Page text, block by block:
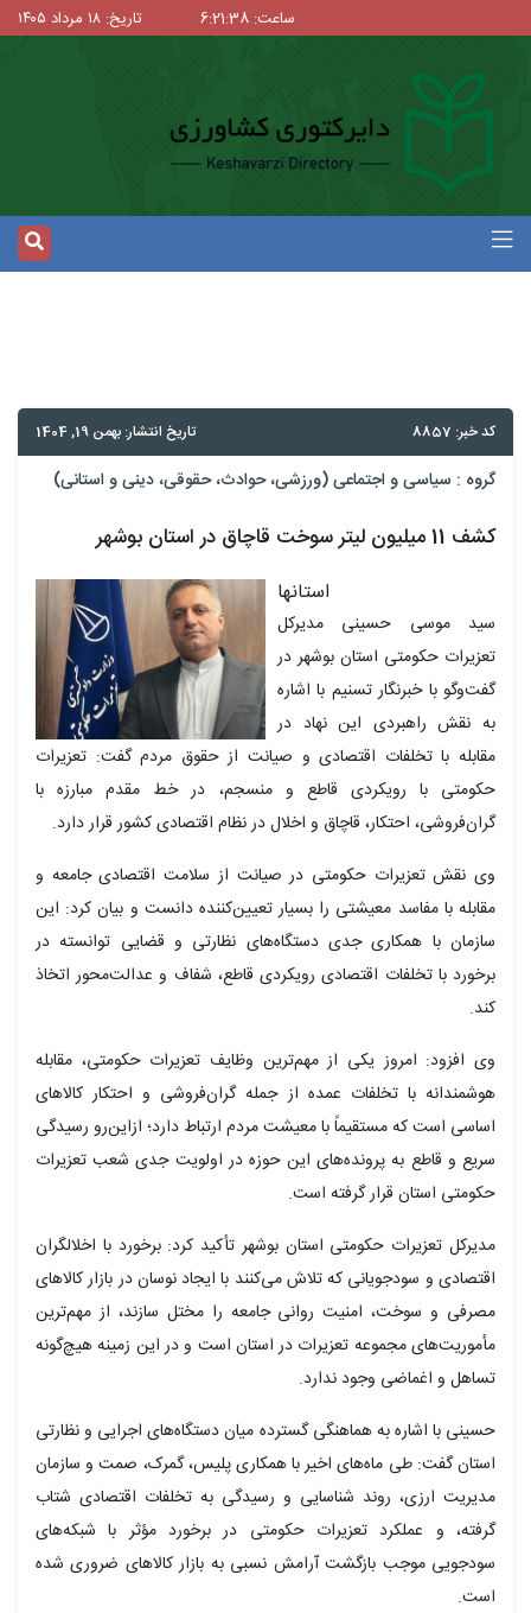
ساعت: 6:21:38 تاریخ: ۱۸ مرداد ۱۴۰۵
کد خبر: 8857 تاریخ انتشار: بهمن 19, 1404
گروه : سیاسی و اجتماعی (ورزشی، حوادث، حقوقی، دینی و استانی)
کشف 11 میلیون لیتر سوخت قاچاق در استان بوشهر
استانها
سید موسی حسینی مدیرکل
تعزیرات حکومتی استان بوشهر در
گفت‌وگو با خبرنگار تسنیم با اشاره
به نقش راهبردی این نهاد در
مقابله با تخلفات اقتصادی و صیانت از حقوق مردم گفت: تعزیرات
حکومتی با رویکردی قاطع و منسجم، در خط مقدم مبارزه با
گران‌فروشی، احتکار، قاچاق و اخلال در نظام اقتصادی کشور قرار دارد.
وی نقش تعزیرات حکومتی در صیانت از سلامت اقتصادی جامعه و
مقابله با مفاسد معیشتی را بسیار تعیین‌کننده دانست و بیان کرد: این
سازمان با همکاری جدی دستگاه‌های نظارتی و قضایی توانسته در
برخورد با تخلفات اقتصادی رویکردی قاطع، شفاف و عدالت‌محور اتخاذ
کند.
وی افزود: امروز یکی از مهم‌ترین وظایف تعزیرات حکومتی، مقابله
هوشمندانه با تخلفات عمده از جمله گران‌فروشی و احتکار کالاهای
اساسی است که مستقیماً با معیشت مردم ارتباط دارد؛ ازاین‌رو رسیدگی
سریع و قاطع به پرونده‌های این حوزه در اولویت جدی شعب تعزیرات
حکومتی استان قرار گرفته است.
مدیرکل تعزیرات حکومتی استان بوشهر تأکید کرد: برخورد با اخلالگران
اقتصادی و سودجویانی که تلاش می‌کنند با ایجاد نوسان در بازار کالاهای
مصرفی و سوخت، امنیت روانی جامعه را مختل سازند، از مهم‌ترین
مأموریت‌های مجموعه تعزیرات در استان است و در این زمینه هیچ‌گونه
تساهل و اغماضی وجود ندارد.
حسینی با اشاره به هماهنگی گسترده میان دستگاه‌های اجرایی و نظارتی
استان گفت: طی ماه‌های اخیر با همکاری پلیس، گمرک، صمت و سازمان
مدیریت ارزی، روند شناسایی و رسیدگی به تخلفات اقتصادی شتاب
گرفته، و عملکرد تعزیرات حکومتی در برخورد مؤثر با شبکه‌های
سودجویی موجب بازگشت آرامش نسبی به بازار کالاهای ضروری شده
است.